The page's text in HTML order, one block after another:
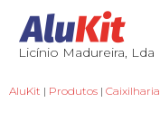
Licínio Madureira, Lda
AluKit | Produtos | Caixilharia